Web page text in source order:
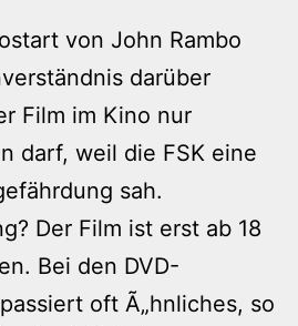
von John Rambo
darüber
Film im Kino nur
darf, weil die FSK eine
sah.
Der Film ist erst ab 18
Bei den DVD-
oft Ã„hnliches, so